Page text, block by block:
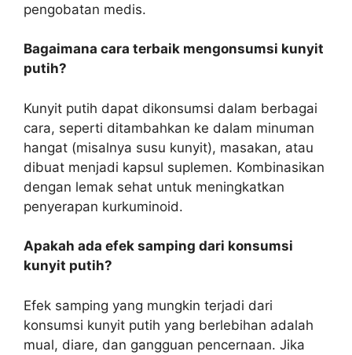
pengobatan medis.
Bagaimana cara terbaik mengonsumsi kunyit
putih?
Kunyit putih dapat dikonsumsi dalam berbagai
cara, seperti ditambahkan ke dalam minuman
hangat (misalnya susu kunyit), masakan, atau
dibuat menjadi kapsul suplemen. Kombinasikan
dengan lemak sehat untuk meningkatkan
penyerapan kurkuminoid.
Apakah ada efek samping dari konsumsi
kunyit putih?
Efek samping yang mungkin terjadi dari
konsumsi kunyit putih yang berlebihan adalah
mual, diare, dan gangguan pencernaan. Jika